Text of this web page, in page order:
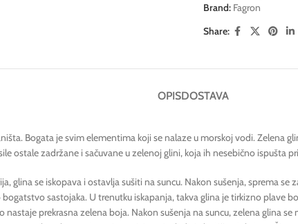
Brand: Fagron
Share:
OPISDOSTAVA
Bogata je svim elementima koji se nalaze u morskoj vodi. Zelena
ostale zadržane i sačuvane u zelenoj glini, koja ih nesebično ispušta
glina se iskopava i ostavlja sušiti na suncu. Nakon sušenja, sprema
sastojaka. U trenutku iskapanja, takva glina je tirkizno plave
prekrasna zelena boja. Nakon sušenja na suncu, zelena glina